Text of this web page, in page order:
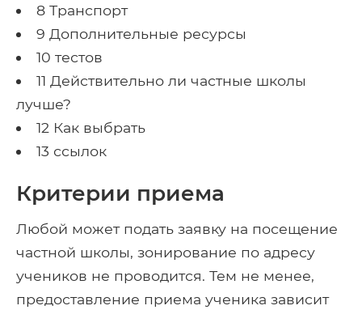
8 Транспорт
9 Дополнительные ресурсы
10 тестов
11 Действительно ли частные школы
лучше?
12 Как выбрать
13 ссылок
Критерии приема
Любой может подать заявку на посещение
частной школы, зонирование по адресу
учеников не проводится. Тем не менее,
предоставление приема ученика зависит